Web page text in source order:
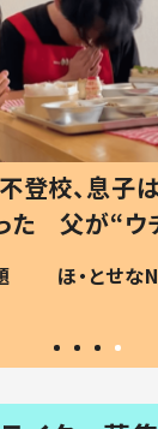
登校、息子
った 父が“ウ
る理由とは #
ほ・とせ